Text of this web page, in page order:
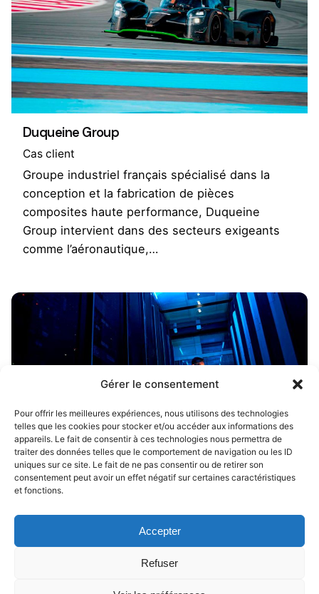
Gérer le consentement
Pour offrir les meilleures expériences, nous utilisons des technologies
telles que les cookies pour stocker et/ou accéder aux informations des
appareils. Le fait de consentir à ces technologies nous permettra de
traiter des données telles que le comportement de navigation ou les ID
uniques sur ce site. Le fait de ne pas consentir ou de retirer son
consentement peut avoir un effet négatif sur certaines caractéristiques
et fonctions.
Accepter
Refuser
Duqueine Group
Cas client
Groupe industriel français spécialisé dans la
conception et la fabrication de pièces
composites haute performance, Duqueine
Group intervient dans des secteurs exigeants
comme l’aéronautique,…
Convertigo
Convertigo permet aux entreprises de créer
rapidement des applications métier et